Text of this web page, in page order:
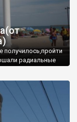
получилось,пройти
радиальные